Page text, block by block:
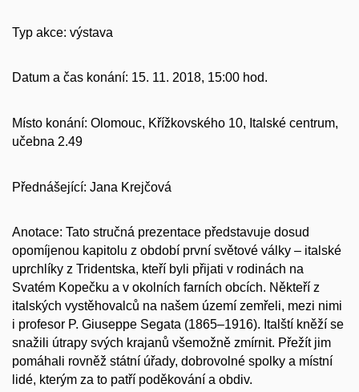
Typ akce: výstava
Datum a čas konání: 15. 11. 2018, 15:00 hod.
Místo konání: Olomouc, Křížkovského 10, Italské centrum,
učebna 2.49
Přednášející: Jana Krejčová
Anotace: Tato stručná prezentace představuje dosud
opomíjenou kapitolu z období první světové války – italské
uprchlíky z Tridentska, kteří byli přijati v rodinách na
Svatém Kopečku a v okolních farních obcích. Někteří z
italských vystěhovalců na našem území zemřeli, mezi nimi
i profesor P. Giuseppe Segata (1865–1916). Italští kněží se
snažili útrapy svých krajanů všemožně zmírnit. Přežít jim
pomáhali rovněž státní úřady, dobrovolné spolky a místní
lidé, kterým za to patří poděkování a obdiv.